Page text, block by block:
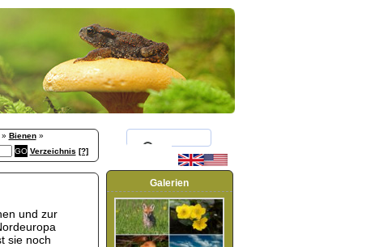
Bienen»
Verzeichnis [?]
und zur
sie noch
Galerien